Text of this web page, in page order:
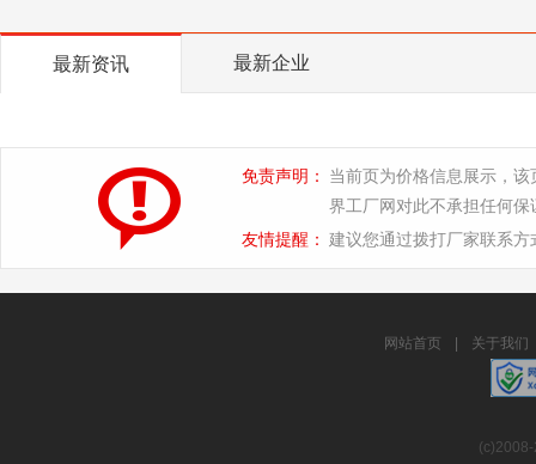
最新资讯 最新企业
免责声明：
当前页为价格信息展示，
界工厂网对此不承担任何保
友情提醒： 建议您通过拨打厂家联系
网站首页 关于我们